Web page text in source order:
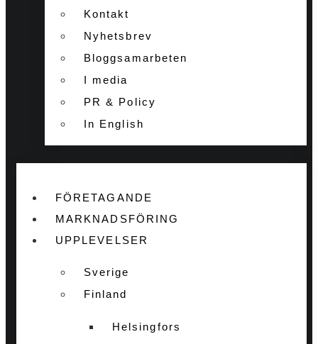
Kontakt
Nyhetsbrev
Bloggsamarbeten
I media
PR & Policy
In English
FÖRETAGANDE
MARKNADSFÖRING
UPPLEVELSER
Sverige
Finland
Helsingfors